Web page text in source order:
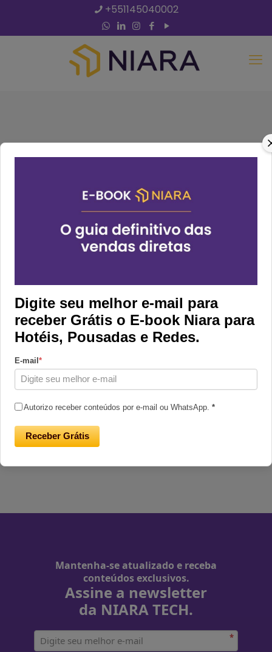
+551145040002
Inclua o cliente para iniciar o Fluxo
Marketing
Nome do Cliente*
Email*
Cadastrar
Mantenha-se atualizado e receba
conteúdos exclusivos.
Assine a newsletter
da NIARA TECH.
*
Digite seu melhor e-mail para
receber Grátis o E-book Niara para
Hotéis, Pousadas e Redes.
E-mail*
Autorizo receber conteúdos por e-mail ou WhatsApp. *
Receber Grátis